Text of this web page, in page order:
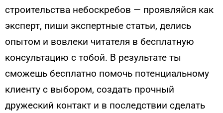
строительства небоскребов — проявляйся как
эксперт, пиши экспертные статьи, делись
опытом и вовлеки читателя в бесплатную
консультацию с тобой. В результате ты
сможешь бесплатно помочь потенциальному
клиенту с выбором, создать прочный
дружеский контакт и в последствии сделать